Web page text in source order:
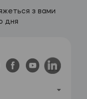
з вами
дня